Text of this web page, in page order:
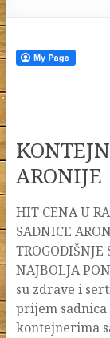
ARONIJE
HIT CENA U
SADNICE
NAJBOLJA
su zdrave i
prijem sadnica
kontejnerima